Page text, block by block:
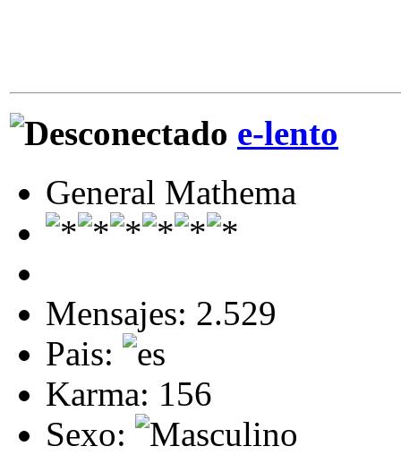
e-lento
General Mathema
Mensajes: 2.529
Pais:
Karma: 156
Sexo: